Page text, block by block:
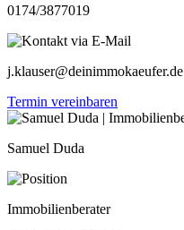
0174/3877019
j.klauser@deinimmokaeufer.de
Termin vereinbaren
Samuel Duda
Immobilienberater